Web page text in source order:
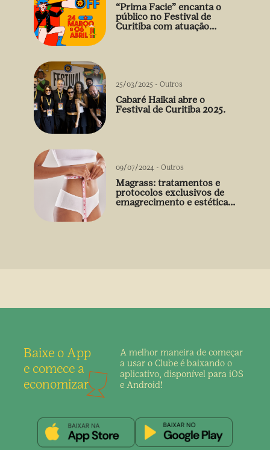
“Prima Facie” encanta o
público no Festival de
Curitiba com atuação
25/03/2025 - Outros
Cabaré Haikai abre o
Festival de Curitiba 2025.
09/07/2024 - Outros
Magrass: tratamentos e
protocolos exclusivos de
emagrecimento e estética
Baixe o App
e comece a
economizar
A melhor maneira de começar
a usar o Clube é baixando o
aplicativo, disponível para iOS
e Android!